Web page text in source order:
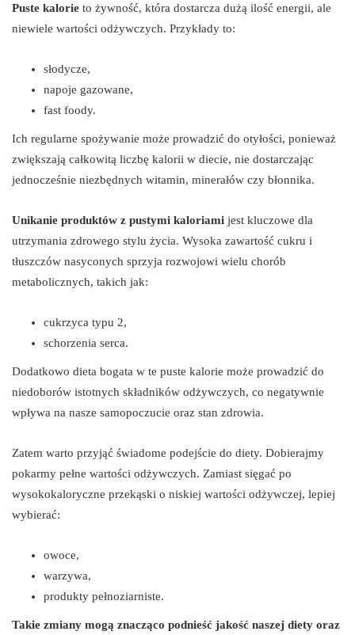
Puste kalorie to żywność, która dostarcza dużą ilość energii, ale
niewiele wartości odżywczych. Przykłady to:
słodycze,
napoje gazowane,
fast foody.
Ich regularne spożywanie może prowadzić do otyłości, ponieważ
zwiększają całkowitą liczbę kalorii w diecie, nie dostarczając
jednocześnie niezbędnych witamin, minerałów czy błonnika.
Unikanie produktów z pustymi kaloriami jest kluczowe dla
utrzymania zdrowego stylu życia. Wysoka zawartość cukru i
tłuszczów nasyconych sprzyja rozwojowi wielu chorób
metabolicznych, takich jak:
cukrzyca typu 2,
schorzenia serca.
Dodatkowo dieta bogata w te puste kalorie może prowadzić do
niedoborów istotnych składników odżywczych, co negatywnie
wpływa na nasze samopoczucie oraz stan zdrowia.
Zatem warto przyjąć świadome podejście do diety. Dobierajmy
pokarmy pełne wartości odżywczych. Zamiast sięgać po
wysokokaloryczne przekąski o niskiej wartości odżywczej, lepiej
wybierać:
owoce,
warzywa,
produkty pełnoziarniste.
Takie zmiany mogą znacząco podnieść jakość naszej diety oraz